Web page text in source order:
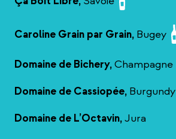
Caroline Grain par Grain, Bugey
Domaine de Bichery,Champagne
Domaine de Cassiopée, Burgundy
Domaine de L’Octavin,Jura